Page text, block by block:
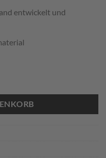
entwickelt und